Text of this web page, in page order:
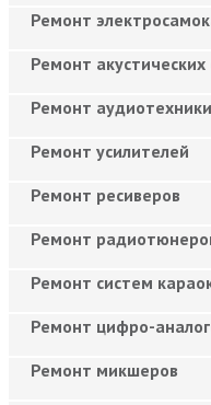
Ремонт
Ремонт акустических
Ремонт аудиотехники
Ремонт усилителей
Ремонт ресиверов
Ремонт
Ремонт систем
Ремонт цифро-
Ремонт микшеров